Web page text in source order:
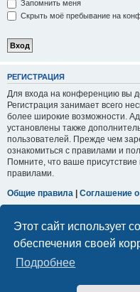
Этот сайт использует
обеспечения своей
Подробнее
Запомнить меня
Скрыть моё пребывание на
РЕГИСТРАЦИЯ
Для входа на конференцию вы
Регистрация занимает всего
более широкие возможности.
установлены также
пользователей. Прежде чем
ознакомиться с правилами и
Помните, что ваше
правилами.
Общие правила | Соглашение
Регистрация
Форум Клана Реноводов